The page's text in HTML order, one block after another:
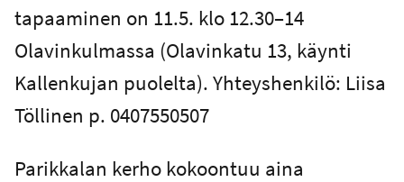
tapaaminen on 11.5. klo 12.30–14
Olavinkulmassa (Olavinkatu 13, käynti
Kallenkujan puolelta). Yhteyshenkilö: Liisa
Töllinen p. 0407550507
Parikkalan kerho kokoontuu aina